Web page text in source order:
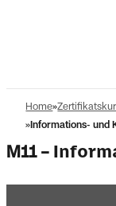
Home
Informations- und
M11